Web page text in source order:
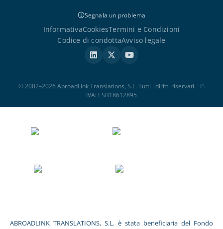
Segnala un problema
InformativaCookiesTermini e Condizioni
Codice di condottaAvviso legale
© 2002–2026 AbroadLink Translations, S.L. Tutti i diritti riservati. · P.
IVA: ESB18612895
ABROADLINK TRANSLATIONS, S.L. è stata beneficiaria del Fondo